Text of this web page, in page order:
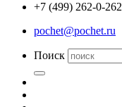
+7 (499) 262-0-262
pochet@pochet.ru
Поиск